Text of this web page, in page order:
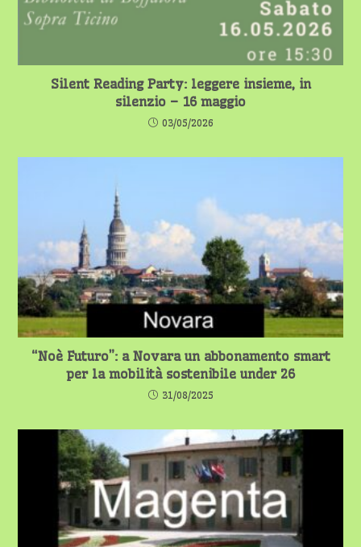
Silent Reading Party: leggere insieme, in
silenzio – 16 maggio
03/05/2026
“Noè Futuro”: a Novara un abbonamento smart
per la mobilità sostenibile under 26
31/08/2025